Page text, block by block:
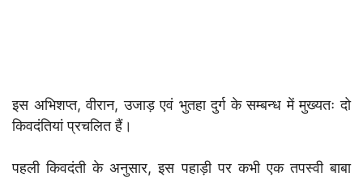
इस अभिशप्त, वीरान, उजाड़ एवं भुतहा दुर्ग के सम्बन्ध में मुख्यतः दो
किवदंतियां प्रचलित हैं।
पहली किवदंती के अनुसार, इस पहाड़ी पर कभी एक तपस्वी बाबा